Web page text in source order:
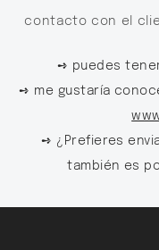
contacto con el
➺ puedes
➺ me gustaría
➺ ¿Prefieres
también es